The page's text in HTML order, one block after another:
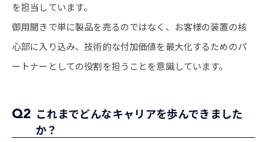
を担当しています。
御用聞きで単に製品を売るのではなく、お客様の装置の核
心部に入り込み、技術的な付加価値を最大化するためのパ
ートナーとしての役割を担うことを意識しています。
Q2 これまでどんなキャリアを歩んできました
か？